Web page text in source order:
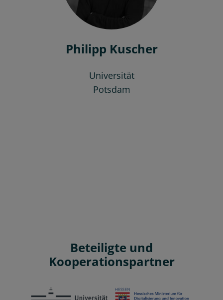
Philipp Kuscher
Universität
Potsdam
Beteiligte und
Kooperationspartner